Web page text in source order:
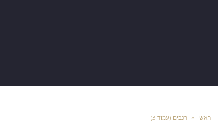
ראשי » רכבים (עמוד 3)